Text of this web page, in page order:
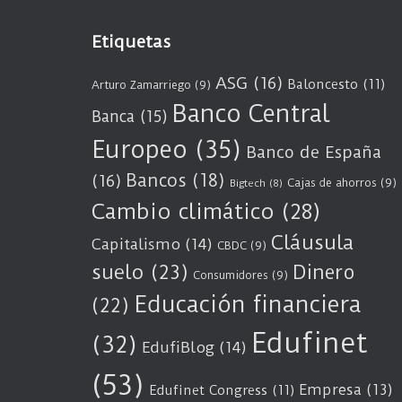
Etiquetas
Arturo Zamarriego (9) ASG (16) Baloncesto (11)
Banca (15) Banco Central
Europeo (35) Banco de España
(16) Bancos (18) Bigtech (8) Cajas de ahorros (9)
Cambio climático (28)
Capitalismo (14) CBDC (9) Cláusula
suelo (23) Consumidores (9) Dinero
(22) Educación financiera
(32) EdufiBlog (14) Edufinet
(53) Edufinet Congress (11) Empresa (13)